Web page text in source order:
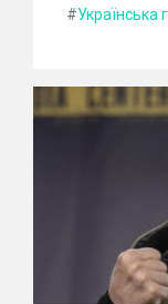
#Українська